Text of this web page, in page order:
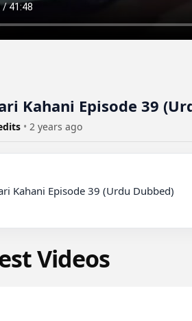
Kahani Episode 39
• 2 years ago
Kahani Episode 39 (Urdu Dubbed)
Videos